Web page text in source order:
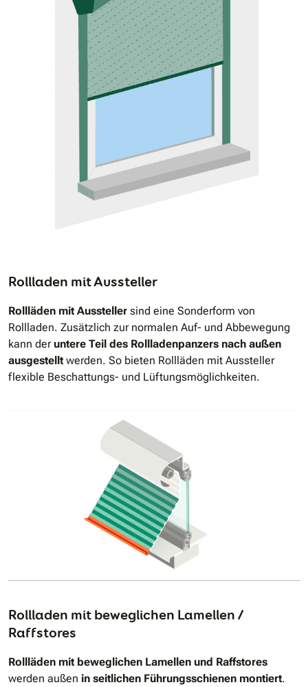
Rollladen mit Aussteller
Rollläden mit Aussteller sind eine Sonderform von
Rollladen. Zusätzlich zur normalen Auf- und Abbewegung
kann der untere Teil des Rollladenpanzers nach außen
ausgestellt werden. So bieten Rollläden mit Aussteller
flexible Beschattungs- und Lüftungsmöglichkeiten.
Rollladen mit beweglichen Lamellen /
Raffstores
Rollläden mit beweglichen Lamellen und Raffstores
werden außen in seitlichen Führungsschienen montiert.